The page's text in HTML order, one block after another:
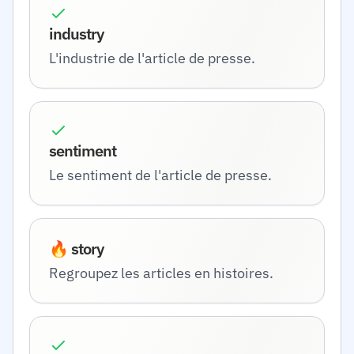
industry
L'industrie de l'article de presse.
sentiment
Le sentiment de l'article de presse.
🔥 story
Regroupez les articles en histoires.